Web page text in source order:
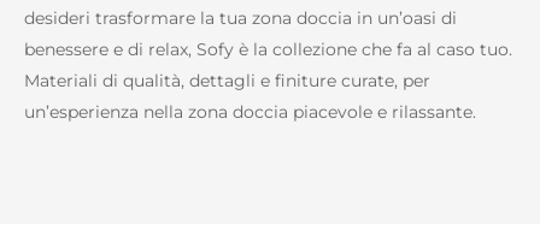
desideri trasformare la tua zona doccia in un’oasi di
benessere e di relax, Sofy è la collezione che fa al caso tuo.
Materiali di qualità, dettagli e finiture curate, per
un’esperienza nella zona doccia piacevole e rilassante.